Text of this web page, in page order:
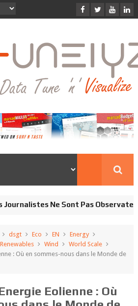
Ne Sont Pas Observateurs
dsgt Eco EN
Energy
Renewables Wind
World Scale
: Où en sommes-nous dans le Monde de
Eolienne : Où